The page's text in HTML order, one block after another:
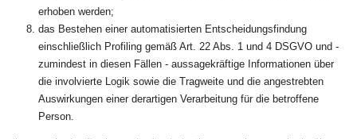
erhoben werden;
das Bestehen einer automatisierten Entscheidungsfindung
einschließlich Profiling gemäß Art. 22 Abs. 1 und 4 DSGVO und -
zumindest in diesen Fällen - aussagekräftige Informationen über
die involvierte Logik sowie die Tragweite und die angestrebten
Auswirkungen einer derartigen Verarbeitung für die betroffene
Person.